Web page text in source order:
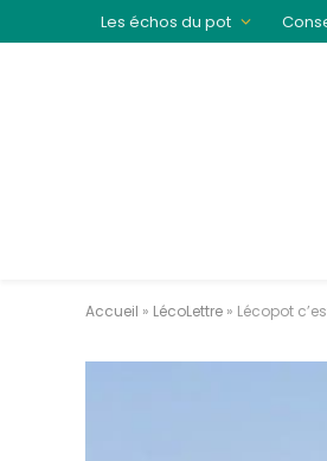
Les échos du pot
Accueil » LécoLettre » Lécopot